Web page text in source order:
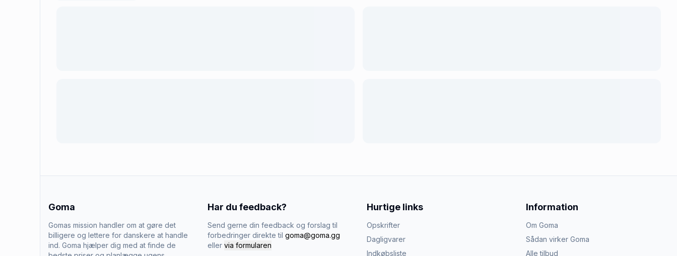
Goma
Gomas mission handler om at gøre det
billigere og lettere for danskere at handle
ind. Goma hjælper dig med at finde de
Har du feedback?
Send gerne din feedback og forslag til
forbedringer direkte til goma@goma.gg
eller via formularen
Hurtige links
Opskrifter
Dagligvarer
Indkøbsliste
Information
Om Goma
Sådan virker Goma
Alle tilbud